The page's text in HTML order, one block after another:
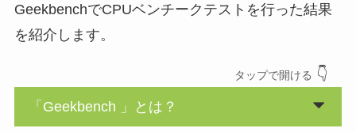
GeekbenchでCPUベンチークテストを行った結果
を紹介します。
タップで開ける 👇
「Geekbench 」とは？